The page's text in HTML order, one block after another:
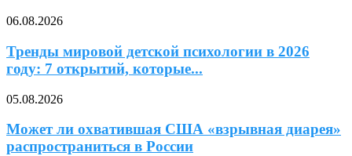
06.08.2026
Тренды мировой детской психологии в 2026
году: 7 открытий, которые...
05.08.2026
Может ли охватившая США «взрывная диарея»
распространиться в России